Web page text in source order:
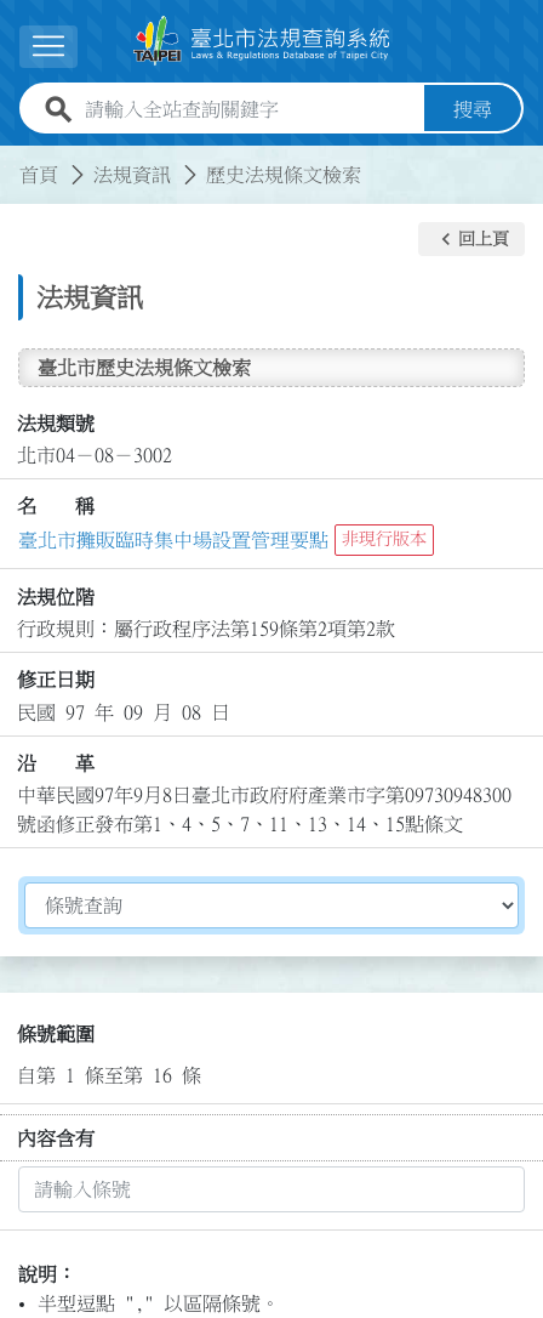
展開選單
全站查詢關鍵字欄位 搜尋
首頁 法規資訊 歷史法規條文檢索
法規資訊
keyboard_arrow_left 回上頁
臺北市歷史法規條文檢索
法規類號
北市04－08－3002
名 稱
臺北市攤販臨時集中場設置管理要點
非現行版本
法規位階
行政規則：屬行政程序法第159條第2項第2款
修正日期
民國 97 年 09 月 08 日
沿 革
中華民國97年9月8日臺北市政府府產業市字第09730948300
號函修正發布第1、4、5、7、11、13、14、15點條文
切換選擇法規資訊內容
條號範圍
自第 1 條至第 16 條
內容含有
說明：
半型逗點 "," 以區隔條號。